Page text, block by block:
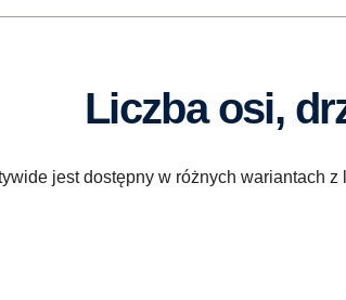
Liczba osi,
jest dostępny w różnych wariantach